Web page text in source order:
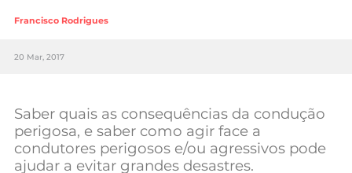
Tecnologia
Negócios
Francisco Rodrigues
20 Mar, 2017
Saber quais as consequências da condução
perigosa, e saber como agir face a
condutores perigosos e/ou agressivos pode
ajudar a evitar grandes desastres.